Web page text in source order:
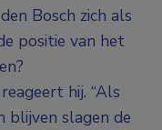
Bosch zich als
positie van het
hij. “Als
blijven slagen de